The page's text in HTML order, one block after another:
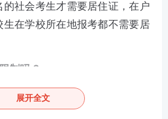
的社会考生才需要居住证，在户
生在学校所在地报考都不需要居
制吗？
年龄即可。
展开全文